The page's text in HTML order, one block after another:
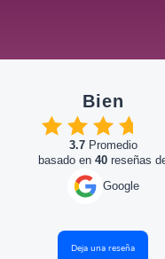
Bien
3.7Promedio
basado en 40 reseñas
Google
Deja una reseña
Bisheimer desde hace más de 10
han hecho unas cuantas
tanta confianza que mi único